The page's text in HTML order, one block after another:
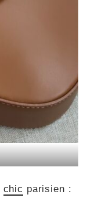
chic parisien :